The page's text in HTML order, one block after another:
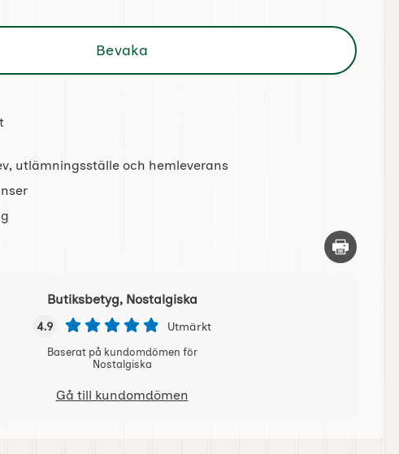
Bevaka
utlämningsställe och hemleverans
Skriv ut
Butiksbetyg, Nostalgiska
4.9 Utmärkt
Baserat på kundomdömen för
Nostalgiska
Gå till kundomdömen